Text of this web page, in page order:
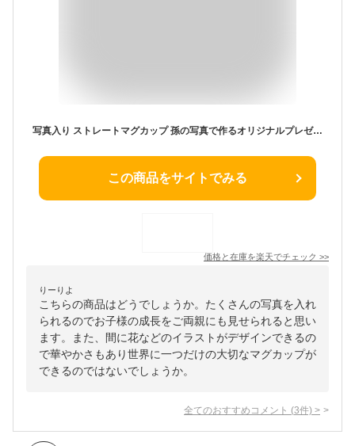
写真入り ストレートマグカップ 孫の写真で作るオリジナルプレゼント 敬老の日 母の日 父の日
この商品をサイトでみる
価格と在庫を楽天でチェック >>
りーりよ
こちらの商品はどうでしょうか。たくさんの写真を入れ
られるのでお子様の成長をご両親にも見せられると思い
ます。また、間に花などのイラストがデザインできるの
で華やかさもあり世界に一つだけの大切なマグカップが
できるのではないでしょうか。
全てのおすすめコメント (3件) >